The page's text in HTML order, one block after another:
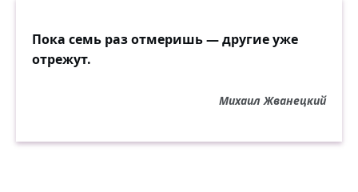
Пока семь раз отмеришь — другие уже
отрежут.
Михаил Жванецкий